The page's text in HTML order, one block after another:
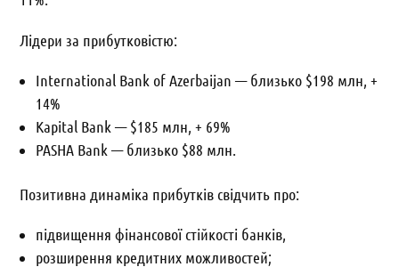
Лідери за прибутковістю:
International Bank of Azerbaijan — близько $198 млн, +
14%
Kapital Bank — $185 млн, + 69%
PASHA Bank — близько $88 млн.
Позитивна динаміка прибутків свідчить про:
підвищення фінансової стійкості банків,
розширення кредитних можливостей;